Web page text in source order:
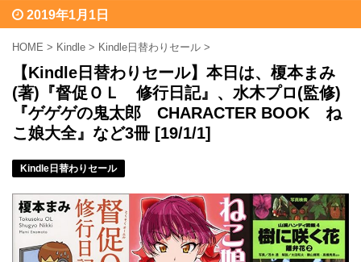
2019年1月1日
HOME > Kindle > Kindle日替わりセール >
【Kindle日替わりセール】本日は、榎本まみ
(著)『督促ＯＬ 修行日記』、水木プロ(監修)
『ゲゲゲの鬼太郎 CHARACTER BOOK ね
こ娘大全』など3冊 [19/1/1]
Kindle日替わりセール